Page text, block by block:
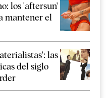
los 'aftersun'
mantener el
las
del siglo